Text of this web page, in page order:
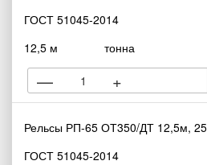
ГОСТ 51045-2014
12,5 м
тонна
— +
Рельсы РП-65 ОТ350/ДТ 12,5м,
ГОСТ 51045-2014